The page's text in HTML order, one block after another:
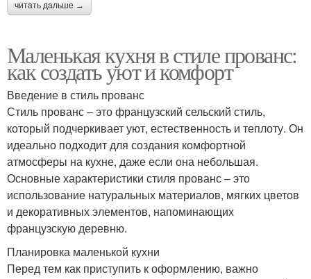
читать дальше →
Маленькая кухня в стиле прованс:
как создать уют и комфорт
Введение в стиль прованс
Стиль прованс – это французский сельский стиль,
который подчеркивает уют, естественность и теплоту. Он
идеально подходит для создания комфортной
атмосферы на кухне, даже если она небольшая.
Основные характеристики стиля прованс – это
использование натуральных материалов, мягких цветов
и декоративных элементов, напоминающих
французскую деревню.
Планировка маленькой кухни
Перед тем как приступить к оформлению, важно